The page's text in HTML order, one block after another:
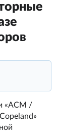
«ACM /